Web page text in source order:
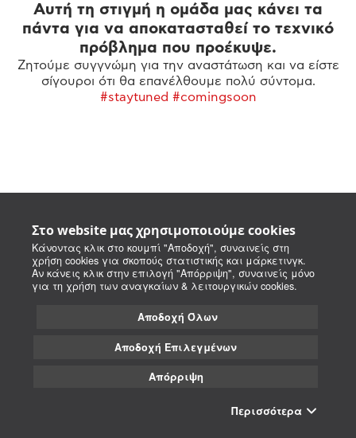
Στο website μας χρησιμοποιούμε cookies
Κάνοντας κλικ στο κουμπί "Αποδοχή", συναινείς στη
χρήση cookies για σκοπούς στατιστικής και μάρκετινγκ.
Αν κάνεις κλικ στην επιλογή "Απόρριψη", συναινείς μόνο
για τη χρήση των αναγκαίων & λειτουργικών cookies.
Αποδοχή Όλων
Αποδοχή Επιλεγμένων
Απόρριψη
Περισσότερα
Αυτή τη στιγμή η ομάδα μας κάνει τα
πάντα για να αποκατασταθεί το τεχνικό
πρόβλημα που προέκυψε.
Ζητούμε συγγνώμη για την αναστάτωση και να είστε
σίγουροι ότι θα επανέλθουμε πολύ σύντομα.
#staytuned #comingsoon